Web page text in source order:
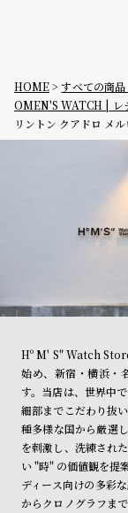
HOME すべての商
OMEN'S WATCH | レ
リントン クアドロ メ
Hº M' S" Watch
始め、新宿・横浜・
す。当店は、世界中
細部までこだわり抜
種多様な国から厳選
を刺激し、洗練され
い "時" の価値観を提
ディース向けの多彩
からクロノグラフま